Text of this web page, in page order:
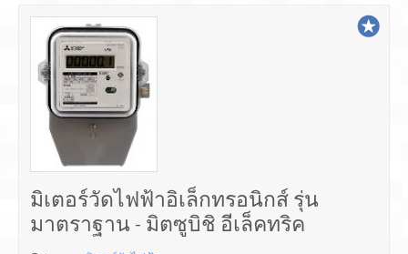
มิเตอร์วัดไฟฟ้าอิเล็กทรอนิกส์ รุ่น
มาตราฐาน - มิตซูบิชิ อีเล็คทริค